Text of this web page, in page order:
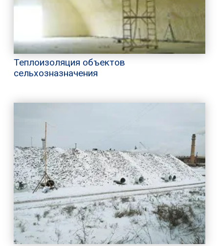
Теплоизоляция объектов
сельхозназначения